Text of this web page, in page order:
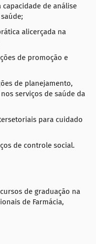
de análise
alicerçada na
de promoção e
de planejamento,
serviços de saúde da
para cuidado
de controle social.
de graduação na
de Farmácia,